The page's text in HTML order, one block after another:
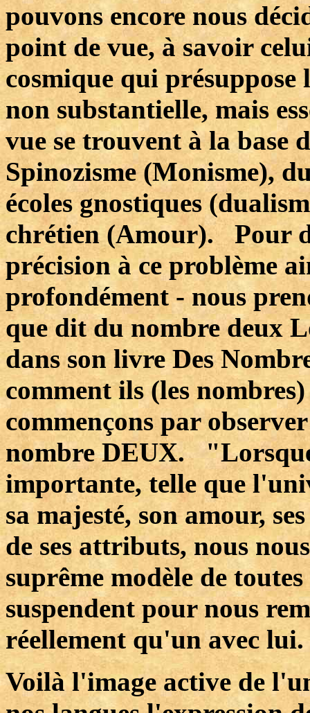
pouvons encore nous
point de vue, à savoir
cosmique qui
non substantielle, mais
vue se trouvent à la
Spinozisme (Monisme),
écoles gnostiques
chrétien (Amour). Pour
précision à ce problème
profondément - nous
que dit du nombre deux
dans son livre Des
comment ils (les
commençons par
nombre DEUX.
importante, telle que
sa majesté, son amour,
de ses attributs, nous
suprême modèle de
suspendent pour nous
réellement qu'un avec lui.
Voilà l'image active de